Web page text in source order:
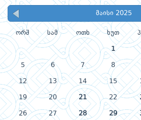
მაისი 2025
ორშ სამ ოთხ ხუთ
1
5 6 7 8
12 13 14 15
19 20 21 22
26 27 28 29